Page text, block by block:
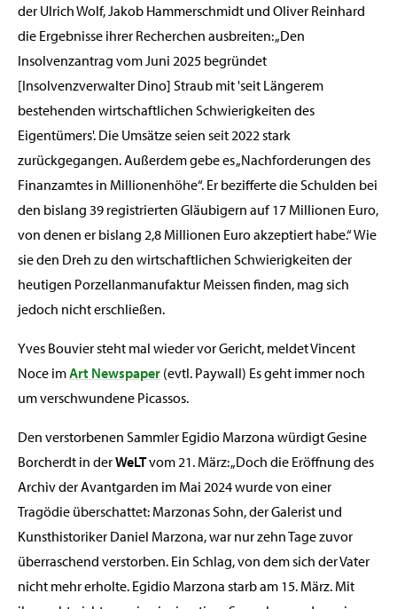
der Ulrich Wolf, Jakob Hammerschmidt und Oliver Reinhard
die Ergebnisse ihrer Recherchen ausbreiten: „Den
Insolvenzantrag vom Juni 2025 begründet
[Insolvenzverwalter Dino] Straub mit 'seit Längerem
bestehenden wirtschaftlichen Schwierigkeiten des
Eigentümers'. Die Umsätze seien seit 2022 stark
zurückgegangen. Außerdem gebe es „Nachforderungen des
Finanzamtes in Millionenhöhe“. Er bezifferte die Schulden bei
den bislang 39 registrierten Gläubigern auf 17 Millionen Euro,
von denen er bislang 2,8 Millionen Euro akzeptiert habe.“ Wie
sie den Dreh zu den wirtschaftlichen Schwierigkeiten der
heutigen Porzellanmanufaktur Meissen finden, mag sich
jedoch nicht erschließen.
Yves Bouvier steht mal wieder vor Gericht, meldet Vincent
Noce imArt Newspaper (evtl. Paywall) Es geht immer noch
um verschwundene Picassos.
Den verstorbenen Sammler Egidio Marzona würdigt Gesine
Borcherdt in derWeLTvom 21. März: „Doch die Eröffnung des
Archiv der Avantgarden im Mai 2024 wurde von einer
Tragödie überschattet: Marzonas Sohn, der Galerist und
Kunsthistoriker Daniel Marzona, war nur zehn Tage zuvor
überraschend verstorben. Ein Schlag, von dem sich der Vater
nicht mehr erholte. Egidio Marzona starb am 15. März. Mit